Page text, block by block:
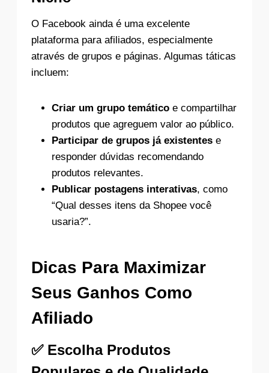
O Facebook ainda é uma excelente
plataforma para afiliados, especialmente
através de grupos e páginas. Algumas táticas
incluem:
Criar um grupo temático e compartilhar
produtos que agreguem valor ao público.
Participar de grupos já existentes e
responder dúvidas recomendando
produtos relevantes.
Publicar postagens interativas, como
“Qual desses itens da Shopee você
usaria?”.
Dicas Para Maximizar
Seus Ganhos Como
Afiliado
✅ Escolha Produtos